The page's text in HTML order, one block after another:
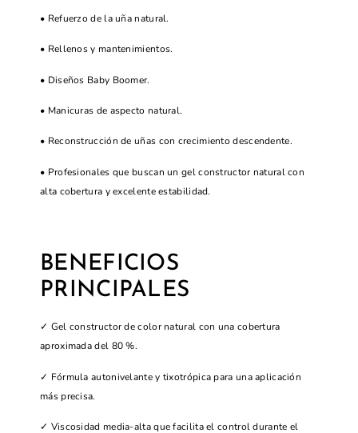
• Refuerzo de la uña natural.
• Rellenos y mantenimientos.
• Diseños Baby Boomer.
• Manicuras de aspecto natural.
• Reconstrucción de uñas con crecimiento descendente.
• Profesionales que buscan un gel constructor natural con
alta cobertura y excelente estabilidad.
BENEFICIOS
PRINCIPALES
✓ Gel constructor de color natural con una cobertura
aproximada del 80 %.
✓ Fórmula autonivelante y tixotrópica para una aplicación
más precisa.
✓ Viscosidad media-alta que facilita el control durante el